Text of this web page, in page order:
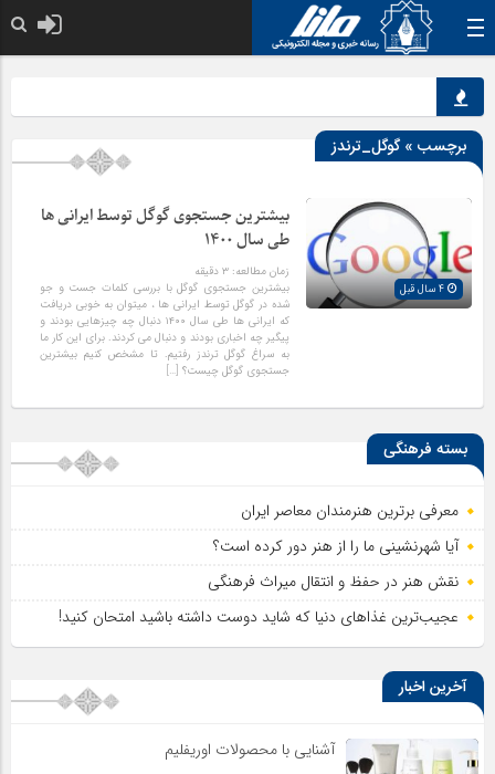
برچسب » گوگل_ترندز
بیشترین جستجوی گوگل توسط ایرانی ها
طی سال ۱۴۰۰
زمان مطالعه:۳ دقیقه
بیشترین جستجوی گوگل با بررسی کلمات جست و جو
شده در گوگل توسط ایرانی ها ، میتوان به خوبی دریافت
که ایرانی ها طی سال ۱۴۰۰ دنبال چه چیزهایی بودند و
پیگیر چه اخباری بودند و دنبال می کردند. برای این کار ما
به سراغ گوگل ترندز رفتیم. تا مشخص کنیم بیشترین
جستجوی گوگل چیست؟ […]
بسته فرهنگی
معرفی برترین هنرمندان معاصر ایران
آیا شهرنشینی ما را از هنر دور کرده است؟
نقش هنر در حفظ و انتقال میراث فرهنگی
عجیب‌ترین غذاهای دنیا که شاید دوست داشته باشید امتحان کنید!
آخرین اخبار
آشنایی با محصولات اوریفلیم